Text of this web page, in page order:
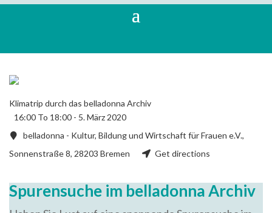
Klimatrip durch das belladonna Archiv
16:00 To 18:00 - 5. März 2020
belladonna - Kultur, Bildung und Wirtschaft für Frauen e.V.,
Sonnenstraße 8, 28203 Bremen
Get directions
Spurensuche im belladonna Archiv